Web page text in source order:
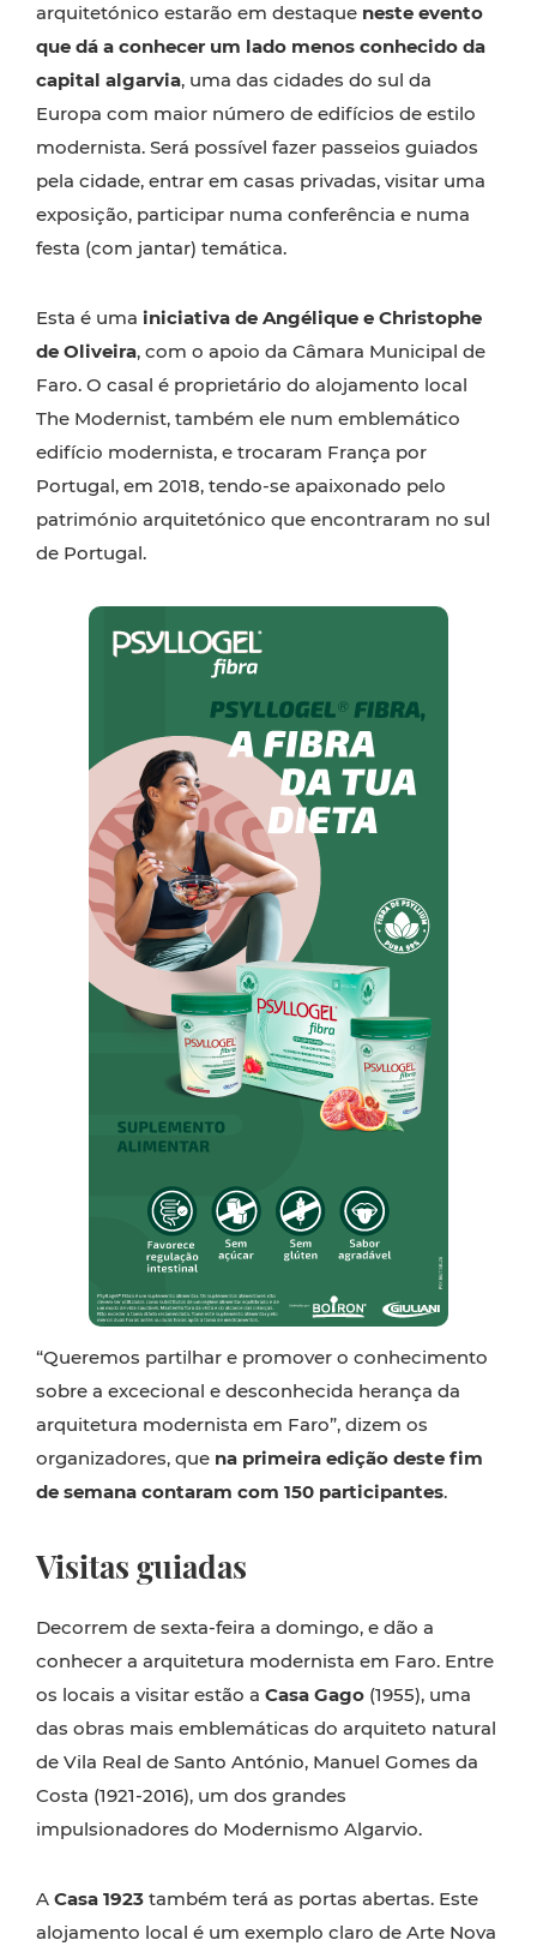
arquitetónico estarão em destaque neste evento
que dá a conhecer um lado menos conhecido da
capital algarvia, uma das cidades do sul da
Europa com maior número de edifícios de estilo
modernista. Será possível fazer passeios guiados
pela cidade, entrar em casas privadas, visitar uma
exposição, participar numa conferência e numa
festa (com jantar) temática.
Esta é uma iniciativa de Angélique e Christophe
de Oliveira, com o apoio da Câmara Municipal de
Faro. O casal é proprietário do alojamento local
The Modernist, também ele num emblemático
edifício modernista, e trocaram França por
Portugal, em 2018, tendo-se apaixonado pelo
património arquitetónico que encontraram no sul
de Portugal.
“Queremos partilhar e promover o conhecimento
sobre a excecional e desconhecida herança da
arquitetura modernista em Faro”, dizem os
organizadores, que na primeira edição deste fim
de semana contaram com 150 participantes.
Visitas guiadas
Decorrem de sexta-feira a domingo, e dão a
conhecer a arquitetura modernista em Faro. Entre
os locais a visitar estão a Casa Gago (1955), uma
das obras mais emblemáticas do arquiteto natural
de Vila Real de Santo António, Manuel Gomes da
Costa (1921-2016), um dos grandes
impulsionadores do Modernismo Algarvio.
A Casa 1923 também terá as portas abertas. Este
alojamento local é um exemplo claro de Arte Nova